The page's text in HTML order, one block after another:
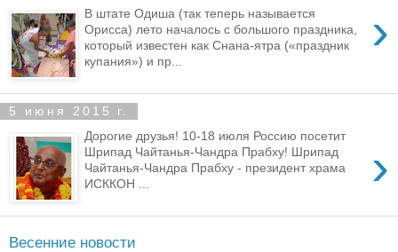
›
В штате Одиша (так теперь называется
Орисса) лето началось с большого праздника,
который известен как Снана-ятра («праздник
купания») и пр...
5 июня 2015 г.
›
Дорогие друзья! 10-18 июля Россию посетит
Шрипад Чайтанья-Чандра Прабху! Шрипад
Чайтанья-Чандра Прабху - президент храма
ИСККОН ...
Весенние новости